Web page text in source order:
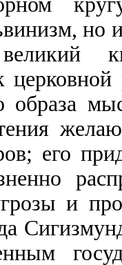
но
образа
его
и